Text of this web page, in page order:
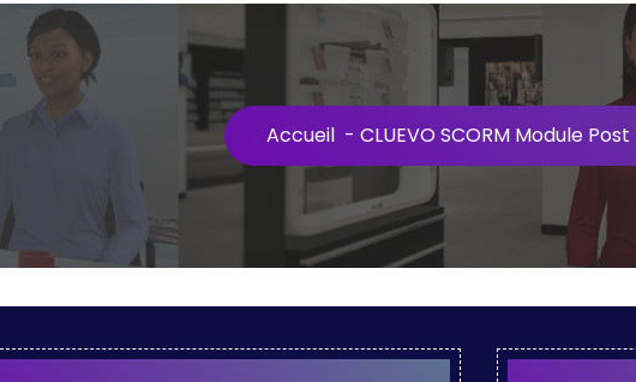
Accueil - CLUEVO SCORM Module Post